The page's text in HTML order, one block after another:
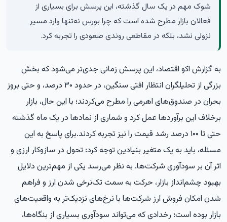
شوک مهم در یک سال گذشته، این پرسش برای بسیاری از
فعالان بازار مطرح شده است که چرا بورس نه‌تنها وارد مسیر
نزولی نشد، بلکه در مقاطعی روندی صعودی را تجربه کرد.
به گزارش اکو اقتصاد، این پرسش زمانی جدی‌تر می‌شود که بخش
بزرگی از تحلیلگران انتظار افتی سنگین، در حدود ۳۰ درصد، و حتی بروز
بحران در صندوق‌های اهرمی را مطرح می‌کردند؛ با این حال، بازار
برخلاف این برآوردها عمل کرد و شماری از نمادها در یک ماه گذشته
حتی تا ۱۰۰ درصد رشد قیمت را نیز تجربه کردند.برای پاسخ به این
مسئله، باید به یک متغیر بنیادین توجه کرد: تحول در سازوکار ارزی و
اثر آن بر سودآوری شرکت‌ها. به نظر می‌رسد یکی از مهم‌ترین دلایل
بهبود چشم‌انداز بازار، حرکت به سمت تک‌نرخی شدن ارز و فراهم
شدن امکان فروش ارز شرکت‌ها با نرخ‌های نزدیک‌تر به واقعیت‌های
بازار بوده است؛ رخدادی که می‌تواند سودآوری بسیاری از بنگاه‌ها،